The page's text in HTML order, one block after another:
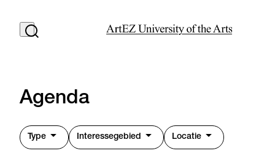
Agenda
Type Interessegebied Locatie